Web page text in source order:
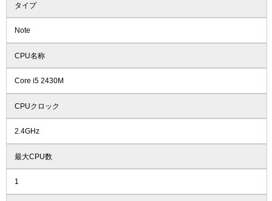
タイプ
Note
CPU名称
Core i5 2430M
CPUクロック
2.4GHz
最大CPU数
1